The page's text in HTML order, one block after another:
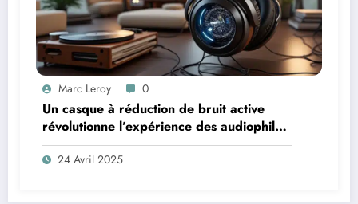
Marc Leroy 0
Un casque à réduction de bruit active
révolutionne l’expérience des audiophiles
exigeants
24 Avril 2025